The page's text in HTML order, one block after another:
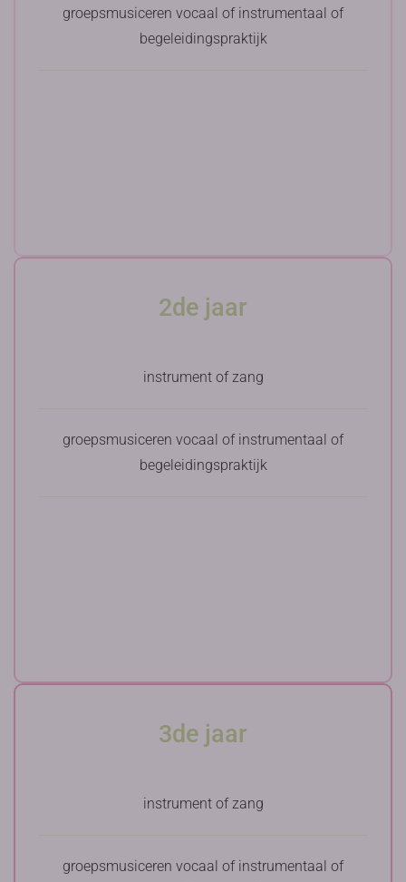
groepsmusiceren vocaal of instrumentaal of
begeleidingspraktijk
2de jaar
instrument of zang
groepsmusiceren vocaal of instrumentaal of
begeleidingspraktijk
3de jaar
instrument of zang
groepsmusiceren vocaal of instrumentaal of